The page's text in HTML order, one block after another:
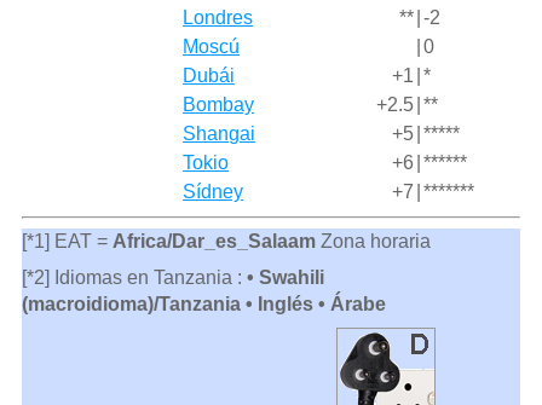
Londres
** -2
Moscú
0
Dubái
+1 *
Bombay
+2.5 **
Shangai
+5 *****
Tokio
+6 ******
Sídney
+7 *******
[*1] EAT = Africa/Dar_es_SalaamZona horaria
[*2] Idiomas en Tanzania : • Swahili
(macroidioma)/Tanzania • Inglés • Árabe